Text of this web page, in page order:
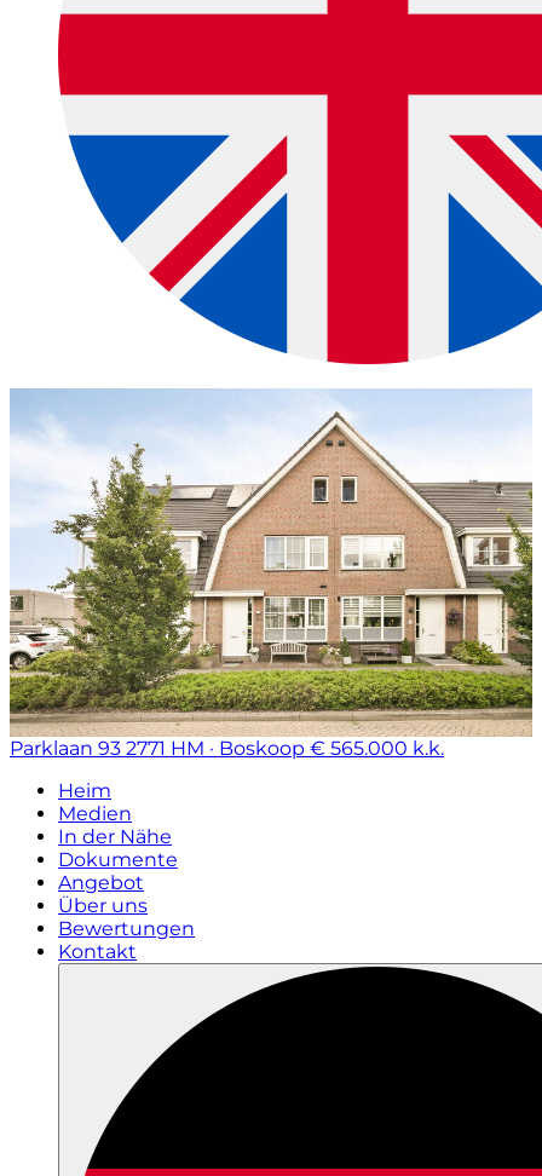
Parklaan 93 2771 HM · Boskoop € 565.000 k.k.
Heim
Medien
In der Nähe
Dokumente
Angebot
Über uns
Bewertungen
Kontakt